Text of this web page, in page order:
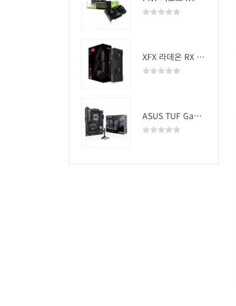
XFX 라데온 RX 9060 XT SWIFT DUAL OC D6 16GB
ASUS TUF Gaming B850-PLUS WIFI